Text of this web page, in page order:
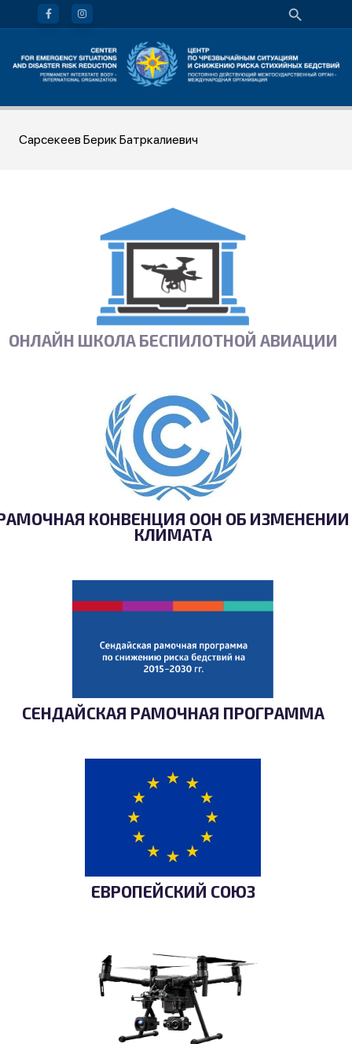
Сарсекеев Берик Батркалиевич
ОНЛАЙН ШКОЛА БЕСПИЛОТНОЙ АВИАЦИИ
КОНВЕНЦИЯ ООН ОБ ИЗМЕНЕНИИ
КЛИМАТА
СЕНДАЙСКАЯ РАМОЧНАЯ ПРОГРАММА
ЕВРОПЕЙСКИЙ СОЮЗ